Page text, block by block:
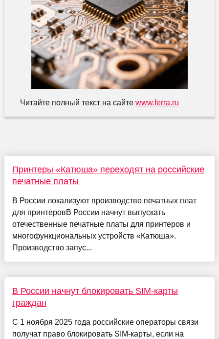
Читайте полный текст на сайте www.ferra.ru
Принтеры «Катюша» переходят на российские
печатные платы
В России локализуют производство печатных плат
для принтеровВ России начнут выпускать
отечественные печатные платы для принтеров и
многофункциональных устройств «Катюша».
Производство запус...
В России начнут блокировать SIM-карты
граждан
С 1 ноября 2025 года российские операторы связи
получат право блокировать SIM-карты, если на